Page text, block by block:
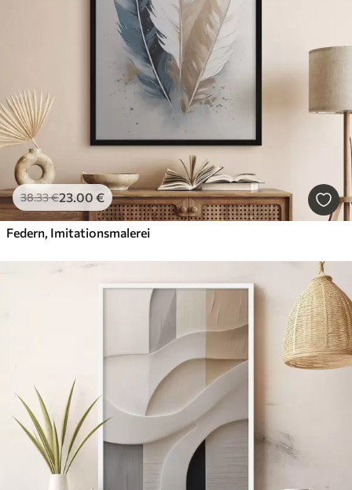
38.33€23.00 €
Federn, Imitationsmalerei